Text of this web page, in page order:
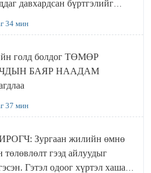
давхардсан бүртгэлийг
34 мин
голд болдог ТӨМӨР
БАЯР НААДАМ
37 мин
Зургаан жилийн өмнө
төлөвлөлт гээд айлуудыг
Гэтэл одоог хүртэл хашаа